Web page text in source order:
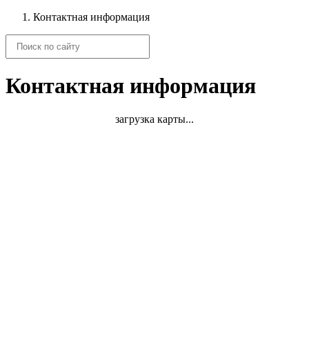
Контактная информация
Контактная информация
загрузка карты...